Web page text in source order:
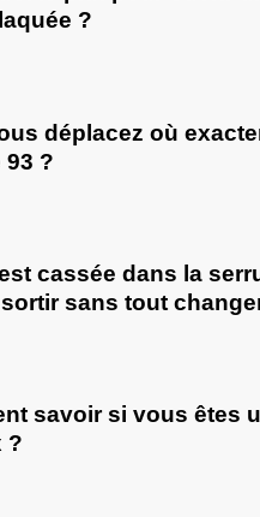
?
déplacez où
93 ?
cassée dans la
sans tout
savoir si vous êtes
?